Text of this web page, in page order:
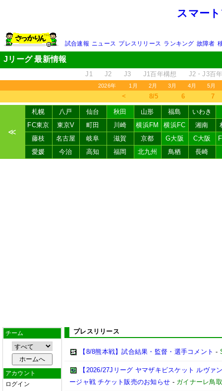
スマー
試合速報 ニュース プレスリリース ランキング 故障者
Jリーグ 最新情報
J1 J2 J3 J1百年構想 J2・J3百
2026年 1月 2月 3月 4月 5月
＜ 8/5 6 7
≪
札幌 八戸 仙台 秋田 山形 福島
いわき
FC東京
東京V 町田 川崎 横浜FM 横浜FC 湘南
藤枝
名古屋 岐阜 滋賀 京都 G大阪 C大阪
愛媛
今治 高知 福岡 北九州 鳥栖 長崎
チーム
アカウント
ログイン
プレスリリース
【8/8熊本戦】試合結果・監督・選手コメント -
【2026/27Jリーグ ヤマザキビスケット ルヴ
ージャ戦 チケット販売のお知らせ - ガイナーレ鳥取